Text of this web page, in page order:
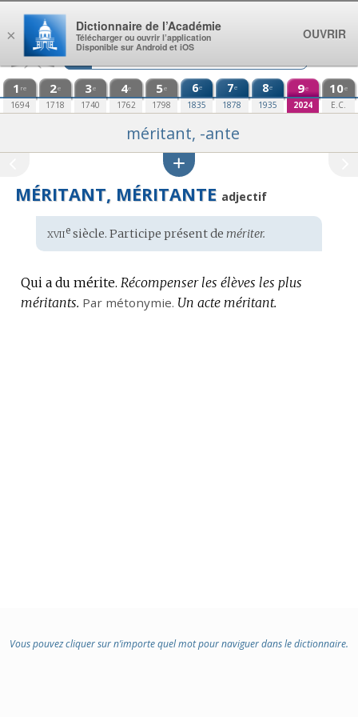
Aller au contenu
1 re
1694
2e
1718
3e
1740
4e
1762
5e
1798
6e
1835
7e
1878
8e
1935
9e
2024
10e
E.C.
méritant, -ante
MÉRITANT, MÉRITANTE adjectif
Étymologie
:
xviiesiècle. Participe présent de mériter.
Qui a du mérite. Récompenser les élèves les plus
méritants. Par métonymie. Un acte méritant.
Vous pouvez cliquer sur n’importe quel mot pour naviguer dans le dictionnaire.
×
Dictionnaire de l’Académie
Télécharger ou ouvrir l’application
Disponible sur Android et iOS
OUVRIR